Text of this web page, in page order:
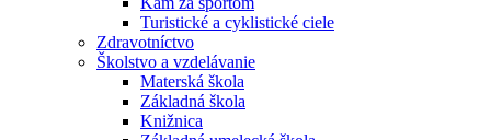
Turistické a cyklistické ciele
Zdravotníctvo
Školstvo a vzdelávanie
Materská škola
Základná škola
Knižnica